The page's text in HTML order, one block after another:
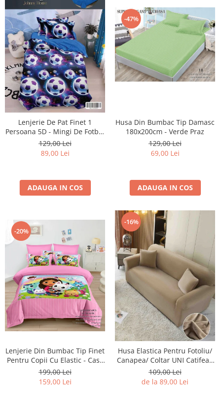
Lenjerie De Pat Finet 1
Persoana 5D - Mingi De Fotbal
In Galaxie
129,00 Lei
89,00 Lei
ADAUGA IN COS
-47%
Husa Din Bumbac Tip Damasc
180x200cm - Verde Praz
129,00 Lei
69,00 Lei
ADAUGA IN COS
-20%
Lenjerie Din Bumbac Tip Finet
Pentru Copii Cu Elastic - Casa
De Papusi A Lui Gabby -
Gabby's Dollhouse
199,00 Lei
159,00 Lei
-16%
Husa Elastica Pentru Fotoliu/
Canapea/ Coltar UNI Catifea -
Bej Cacao Cu Lapte
109,00 Lei
de la 89,00 Lei